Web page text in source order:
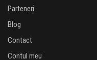
Parteneri
Blog
Contact
Contul meu